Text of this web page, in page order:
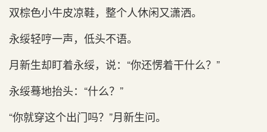
双棕色小牛皮凉鞋，整个人休闲又潇洒。
永绥轻哼一声，低头不语。
月新生却盯着永绥，说：“你还愣着干什么？”
永绥蓦地抬头：“什么？”
“你就穿这个出门吗？”月新生问。